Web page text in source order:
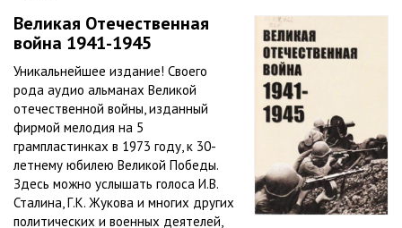
Великая Отечественная
война 1941-1945
Уникальнейшее издание! Своего
рода аудио альманах Великой
отечественной войны, изданный
фирмой мелодия на 5
грампластинках в 1973 году, к 30-
летнему юбилею Великой Победы.
Здесь можно услышать голоса И.В.
Сталина, Г.К. Жукова и многих других
политических и военных деятелей,